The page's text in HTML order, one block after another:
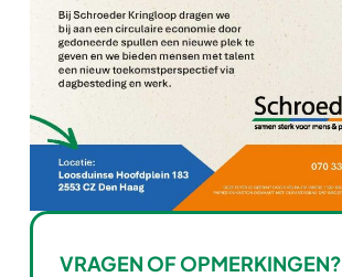
VRAGEN OF OPMERKINGEN?